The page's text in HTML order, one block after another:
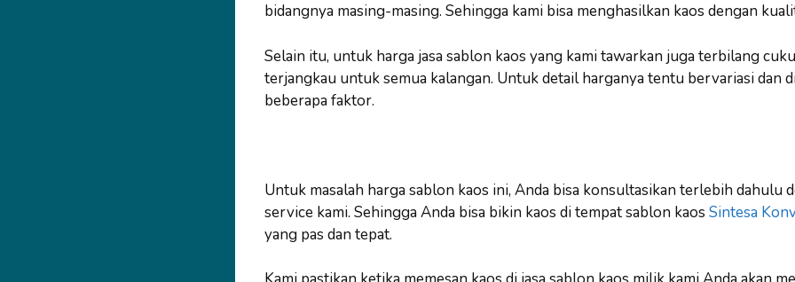
bidangnya masing-masing. Sehingga kami bisa menghasilkan kaos dengan
Selain itu, untuk harga jasa sablon kaos yang kami tawarkan juga terbilang
terjangkau untuk semua kalangan. Untuk detail harganya tentu bervariasi dan
beberapa faktor.
Untuk masalah harga sablon kaos ini, Anda bisa konsultasikan terlebih dahulu
service kami. Sehingga Anda bisa bikin kaos di tempat sablon kaos Sintesa
yang pas dan tepat.